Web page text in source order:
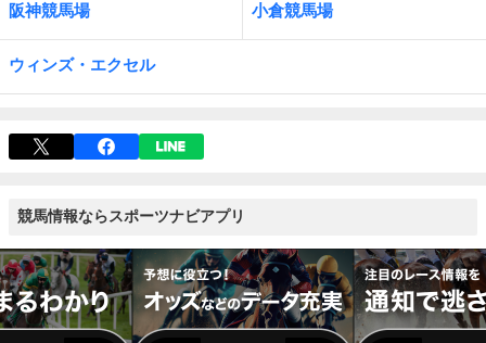
阪神競馬場 小倉競馬場
ウィンズ・エクセル
競馬情報ならスポーツナビアプリ